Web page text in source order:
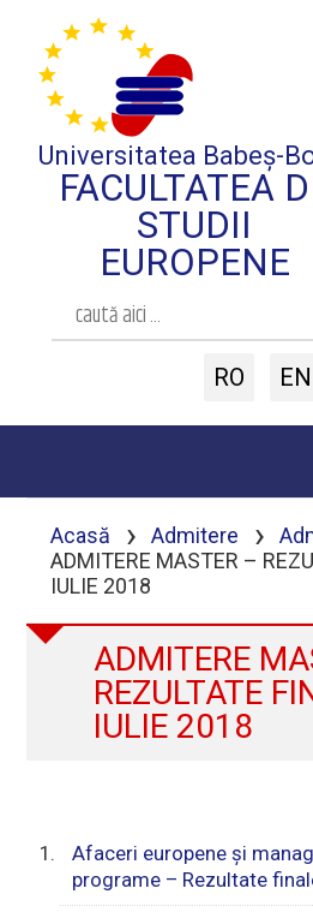
Universitatea Babeș-
FACULTATEA
STUDII
EUROPENE
RO EN
Acasă › Admitere ›
ADMITERE MASTER –
IULIE 2018
ADMITERE
REZULTATE
IULIE 2018
Afaceri europene şi
programe – Rezultate